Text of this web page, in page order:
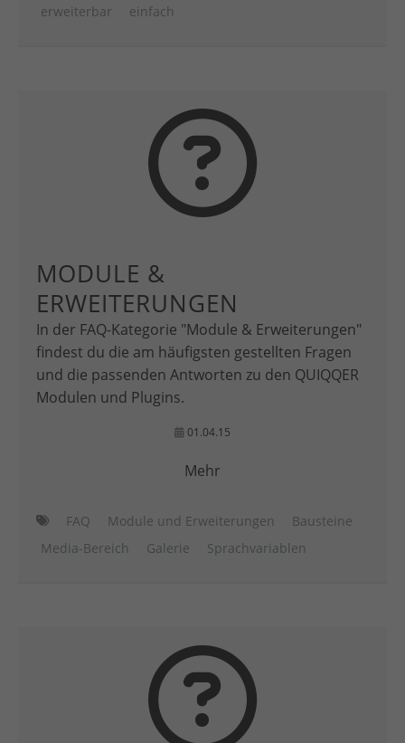
erweiterbar
einfach
MODULE &
ERWEITERUNGEN
In der FAQ-Kategorie "Module & Erweiterungen"
findest du die am häufigsten gestellten Fragen
und die passenden Antworten zu den QUIQQER
Modulen und Plugins.
01.04.15
Mehr
FAQ Module und Erweiterungen
Bausteine
Media-Bereich
Galerie Sprachvariablen